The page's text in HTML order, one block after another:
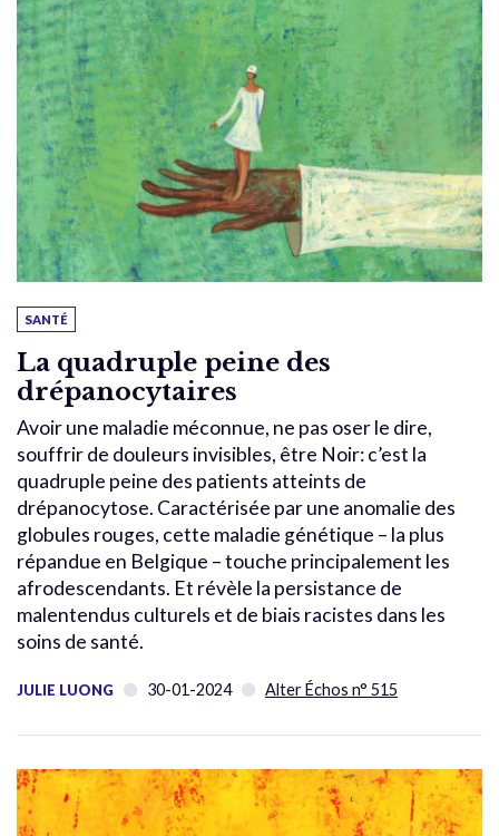
SANTÉ
La quadruple peine des
drépanocytaires
Avoir une maladie méconnue, ne pas oser le dire,
souffrir de douleurs invisibles, être Noir: c’est la
quadruple peine des patients atteints de
drépanocytose. Caractérisée par une anomalie des
globules rouges, cette maladie génétique – la plus
répandue en Belgique – touche principalement les
afrodescendants. Et révèle la persistance de
malentendus culturels et de biais racistes dans les
soins de santé.
JULIE LUONG 30-01-2024 Alter Échos n° 515